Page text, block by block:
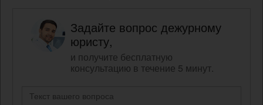
Задайте вопрос дежурному
юристу,
и получите бесплатную
консультацию в течение 5 минут.